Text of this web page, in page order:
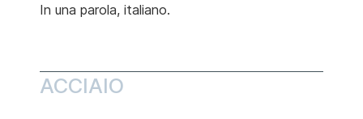
In una parola, italiano.
ACCIAIO